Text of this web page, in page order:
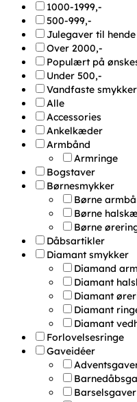
1000-1999,-
500-999,-
Julegaver til hende
Over 2000,-
Populært på
Under 500,-
Vandfaste smykker
Alle
Accessories
Ankelkæder
Armbånd
Armringe
Bogstaver
Børnesmykker
Børne
Børne
Børne
Dåbsartikler
Diamant smykker
Diamand
Diamant
Diamant
Diamant
Diamant
Forlovelsesringe
Gaveidéer
Barselsgaver